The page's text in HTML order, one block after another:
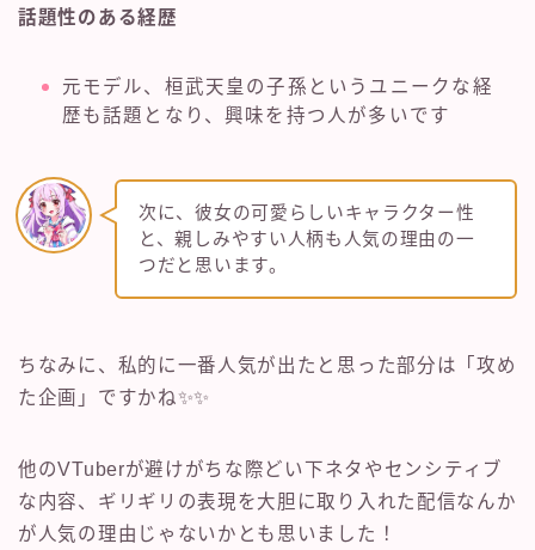
話題性のある経歴
元モデル、桓武天皇の子孫というユニークな経
歴も話題となり、興味を持つ人が多いです
次に、彼女の可愛らしいキャラクター性
と、親しみやすい人柄も人気の理由の一
つだと思います。
ちなみに、私的に一番人気が出たと思った部分は「攻め
た企画」ですかね✨✨
他のVTuberが避けがちな際どい下ネタやセンシティブ
な内容、ギリギリの表現を大胆に取り入れた配信なんか
が人気の理由じゃないかとも思いました！